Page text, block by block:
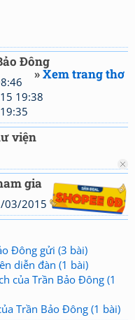
Đông
»Xem trang thơ
19:38
viện
gia
03/2015 19:30
Đông gửi (3 bài)
diễn đàn (1 bài)
của Trần Bảo Đông (1
Trần Bảo Đông (1 bài)